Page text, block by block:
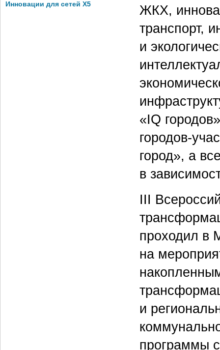
Инновации для сетей X5
ЖКХ,
транспорт,
и
«IQ
городов-
город», а
в
III
проходил в
на
и
программы